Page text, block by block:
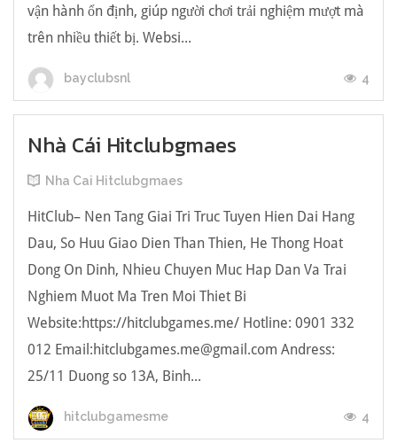
vận hành ổn định, giúp người chơi trải nghiệm mượt mà
trên nhiều thiết bị. Websi...
bayclubsnl 4
Nhà Cái Hitclubgmaes
Nha Cai Hitclubgmaes
HitClub– Nen Tang Giai Tri Truc Tuyen Hien Dai Hang
Dau, So Huu Giao Dien Than Thien, He Thong Hoat
Dong On Dinh, Nhieu Chuyen Muc Hap Dan Va Trai
Nghiem Muot Ma Tren Moi Thiet Bi
Website:https://hitclubgames.me/ Hotline: 0901 332
012 Email:hitclubgames.me@gmail.com Andress:
25/11 Duong so 13A, Binh...
hitclubgamesme 4